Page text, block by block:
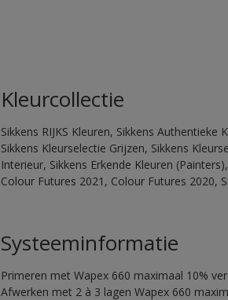
Kleurcollectie
Sikkens RIJKS Kleuren, Sikkens Authentieke
Sikkens Kleurselectie Grijzen, Sikkens
Interieur, Sikkens Erkende Kleuren
Colour Futures 2021, Colour Futures 2020,
Systeeminformatie
Primeren met Wapex 660 maximaal 10%
Afwerken met 2 à 3 lagen Wapex 660